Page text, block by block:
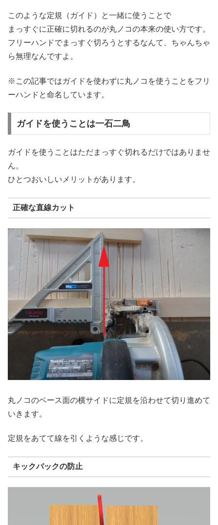
このような定規（ガイド）と一緒に使うことで
まっすぐに正確に切れるのが丸ノコの本来の使い方です。
フリーハンドでまっすぐ切ろうとするなんて、ちゃんちゃ
ら無理なんですよ。
※この記事ではガイドを使わずに丸ノコを使うことをフリ
ーハンドと命名しています。
ガイドを使うことは一石二鳥
ガイドを使うことはただまっすぐ切れるだけではありませ
ん。
ひとつおいしいメリットがあります。
正確な直線カット
丸ノコのベース面の横サイドに定規を沿わせて切り進めて
いきます。
定規をあてて線を引くような感じです。
キックバックの防止